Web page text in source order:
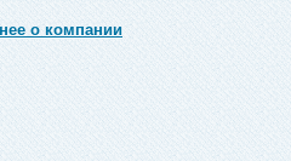
о компании